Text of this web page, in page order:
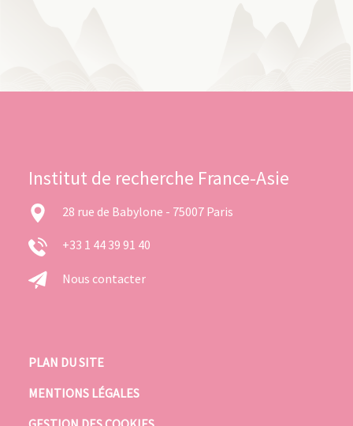
Institut de recherche France-Asie
28 rue de Babylone - 75007 Paris
+33 1 44 39 91 40
Nous contacter
PLAN DU SITE
MENTIONS LÉGALES